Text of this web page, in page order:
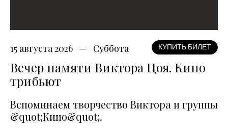
15 августа 2026 Суббота КУПИТЬ БИЛЕТ
Вечер памяти Виктора Цоя. Кино
трибьют
Вспоминаем творчество Виктора и группы
&quot;Кино&quot;.